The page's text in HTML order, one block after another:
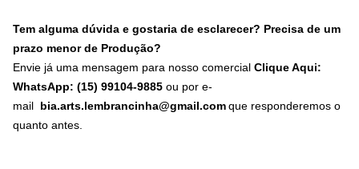
Tem alguma dúvida e gostaria de esclarecer? Precisa de um
prazo menor de Produção?
Envie já uma mensagem para nosso comercial Clique Aqui:
WhatsApp: (15) 99104-9885 ou por e-
mail bia.arts.lembrancinha@gmail.comque responderemos o
quanto antes.